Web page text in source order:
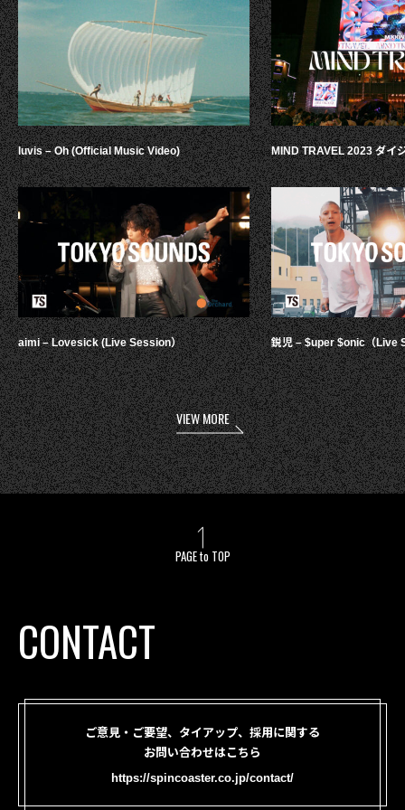
luvis – Oh (Official Music Video)
aimi – Lovesick (Live Session）
MIND TRAVEL 2023 ダイ
鋭児 – $uper $onic（Live
VIEW MORE
PAGE to TOP
CONTACT
ご意見・ご要望、タイアップ、採用に関する
お問い合わせはこちら
https://spincoaster.co.jp/contact/